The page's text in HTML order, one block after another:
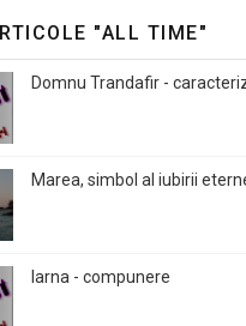
"ALL TIME"
Domnu Trandafir -
Marea, simbol al iubirii
Iarna - compunere